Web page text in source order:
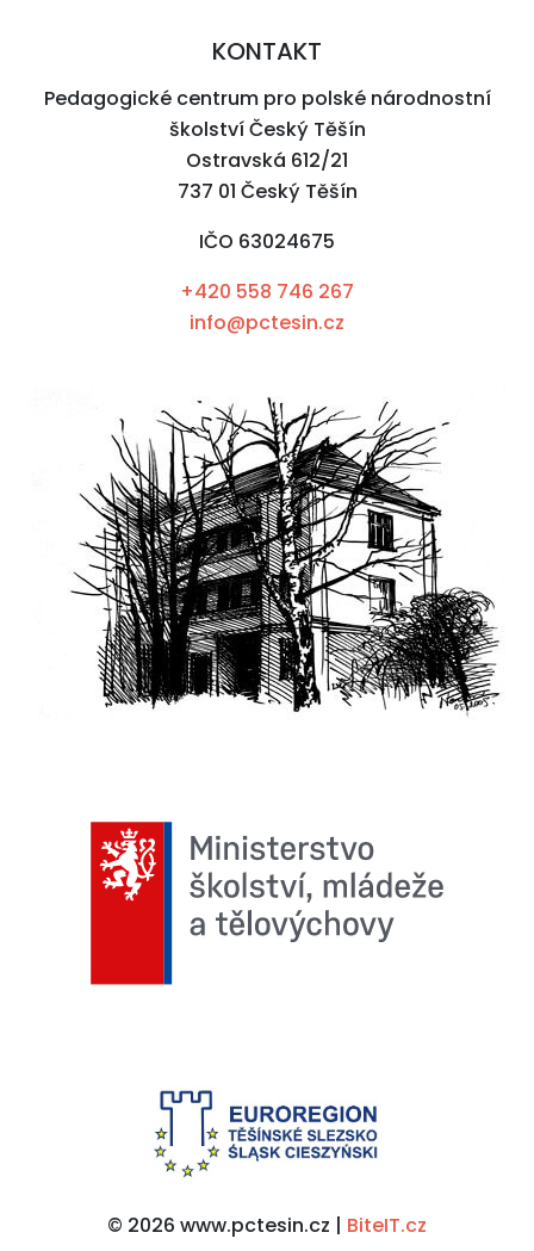
KONTAKT
Pedagogické centrum pro polské národnostní
školství Český Těšín
Ostravská 612/21
737 01 Český Těšín
IČO 63024675
+420 558 746 267
info@pctesin.cz
© 2026 www.pctesin.cz | BiteIT.cz